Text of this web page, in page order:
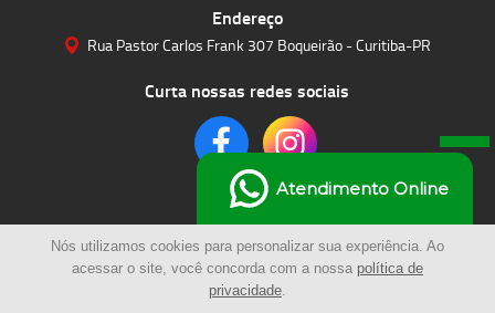
Endereço
Rua Pastor Carlos Frank 307 Boqueirão - Curitiba-PR
Curta nossas redes sociais
© 2023 | Amplitude Soluções Acústicas LTDA | Todos os Direitos Reservados
Atendimento Online
Nós utilizamos cookies para personalizar sua experiência. Ao
acessar o site, você concorda com a nossa política de
privacidade.